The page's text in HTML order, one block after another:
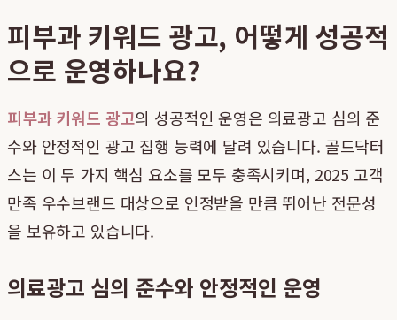
피부과 키워드 광고, 어떻게 성공적
으로 운영하나요?
피부과 키워드 광고의 성공적인 운영은 의료광고 심의 준
수와 안정적인 광고 집행 능력에 달려 있습니다. 골드닥터
스는 이 두 가지 핵심 요소를 모두 충족시키며, 2025 고객
만족 우수브랜드 대상으로 인정받을 만큼 뛰어난 전문성
을 보유하고 있습니다.
의료광고 심의 준수와 안정적인 운영